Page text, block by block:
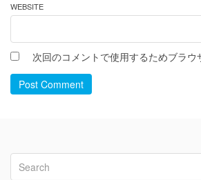
WEBSITE
次回のコメントで使用するためブラ
Post Comment